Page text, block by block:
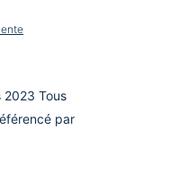
2023 Tous
par